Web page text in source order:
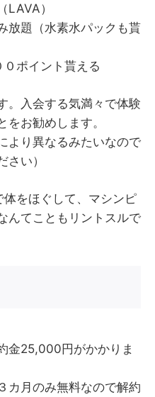
LAVA）
放題（水素水パックも貰
０ポイント貰える
。入会する気満々で体験
お勧めします。
より異なるみたいなので
い）
をほぐして、マシンピ
んてこともリントスルで
金25,000円がかかりま
カ月のみ無料なので解約